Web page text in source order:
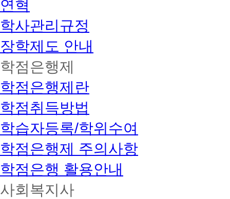
연혁
학사관리규정
장학제도 안내
학점은행제
학점은행제란
학점취득방법
학습자등록/학위수여
학점은행제 주의사항
학점은행 활용안내
사회복지사